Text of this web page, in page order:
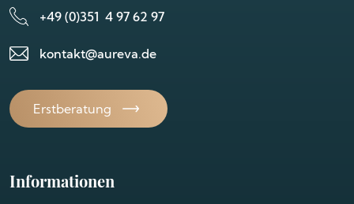
+49 (0)351 4 97 62 97
kontakt@aureva.de
Erstberatung
Informationen